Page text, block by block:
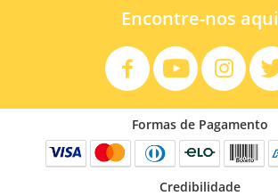
Encontre-nos aqui
Formas de Pagamento
Credibilidade